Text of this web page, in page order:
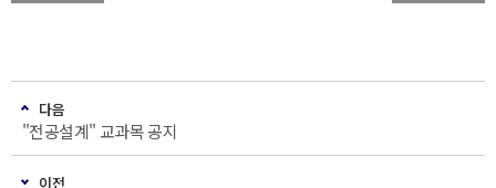
다음
"전공설계" 교과목 공지
이전